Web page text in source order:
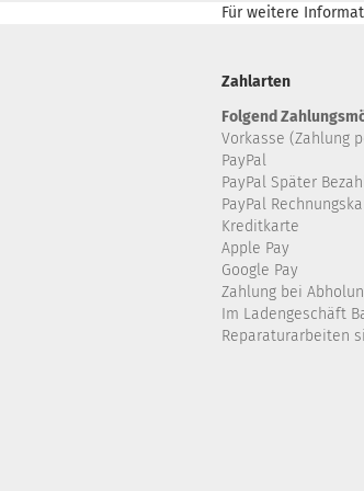
Für weitere
Zahlarten
Folgend
Vorkasse (Zahlung
PayPal
PayPal Später
PayPal
Kreditkarte
Apple Pay
Google Pay
Zahlung bei
Im Ladengeschäft
Reparaturarbeiten